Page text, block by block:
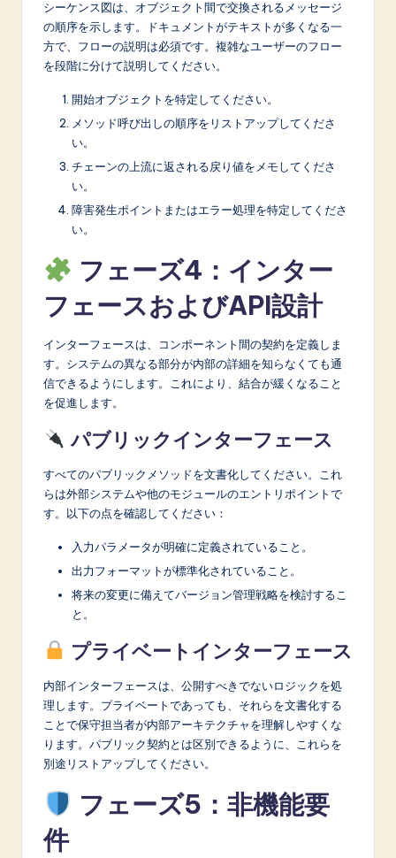
シーケンス図は、オブジェクト間で交換されるメッセージ
の順序を示します。ドキュメントがテキストが多くなる一
方で、フローの説明は必須です。複雑なユーザーのフロー
を段階に分けて説明してください。
開始オブジェクトを特定してください。
メソッド呼び出しの順序をリストアップしてくださ
い。
チェーンの上流に返される戻り値をメモしてくださ
い。
障害発生ポイントまたはエラー処理を特定してくださ
い。
フェーズ4：インター
フェースおよびAPI設計
インターフェースは、コンポーネント間の契約を定義しま
す。システムの異なる部分が内部の詳細を知らなくても通
信できるようにします。これにより、結合が緩くなること
を促進します。
パブリックインターフェース
すべてのパブリックメソッドを文書化してください。これ
らは外部システムや他のモジュールのエントリポイントで
す。以下の点を確認してください：
入力パラメータが明確に定義されていること。
出力フォーマットが標準化されていること。
将来の変更に備えてバージョン管理戦略を検討するこ
と。
プライベートインターフェース
内部インターフェースは、公開すべきでないロジックを処
理します。プライベートであっても、それらを文書化する
ことで保守担当者が内部アーキテクチャを理解しやすくな
ります。パブリック契約とは区別できるように、これらを
別途リストアップしてください。
フェーズ5：非機能要
件